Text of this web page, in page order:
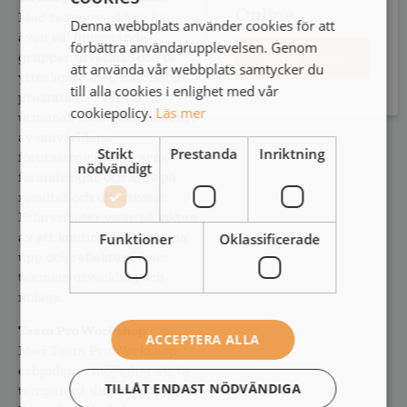
Med teamutveckling kan
även väl fungerande
grupper utvecklas och ta
ytterligare steg mot bättre
prestation. Över tid
utmanas team kontinuerligt
av omvärldens
förutsättningar, interna
förändringar och krav på
resultat och effektivitet.
Erfarenheter visar på vikten
av att kontinuerligt stanna
upp och reflektera över
teamets utveckling och
nuläge.
Team Pro Workshop
Med Team Pro Workshop
erbjuder vi möjlighet att ta
tempen på ditt team. I en
Online
Denna webbplats använder cookies för att
förbättra användarupplevelsen. Genom
att använda vår webbplats samtycker du
till alla cookies i enlighet med vår
cookiepolicy. Läs mer
Strikt
nödvändigt
Prestanda Inriktning
Funktioner Oklassificerade
ACCEPTERA ALLA
TILLÅT ENDAST NÖDVÄNDIGA